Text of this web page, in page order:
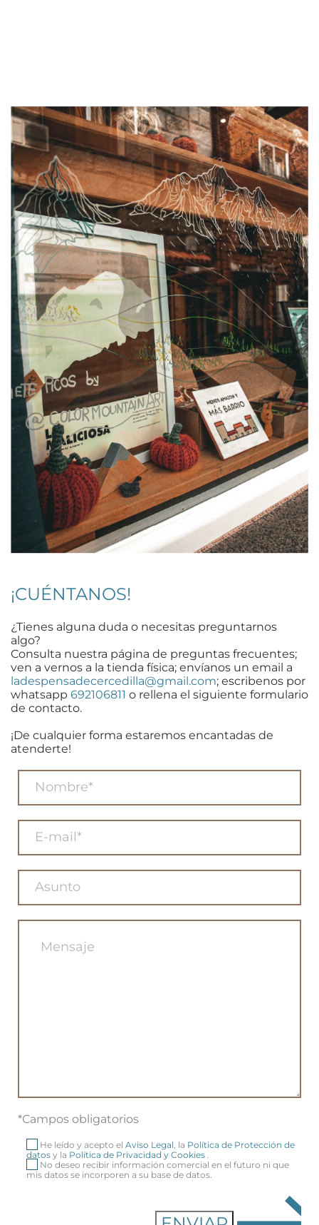
¡CUÉNTANOS!
¿Tienes alguna duda o necesitas preguntarnos
algo?
Consulta nuestra página de preguntas frecuentes;
ven a vernos a la tienda física; envíanos un email a
ladespensadecercedilla@gmail.com; escribenos por
whatsapp 692106811 o rellena el siguiente formulario
de contacto.
¡De cualquier forma estaremos encantadas de
atenderte!
*Campos obligatorios
He leído y acepto el Aviso Legal, la Política de Protección de
datos y la Política de Privacidad y Cookies .
No deseo recibir información comercial en el futuro ni que
mis datos se incorporen a su base de datos.